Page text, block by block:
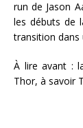
run de Jason
les débuts de
transition dans
À lire avant :
Thor, à savoir